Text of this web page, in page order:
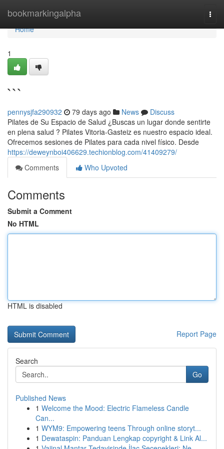
bookmarkingalpha
Home
Home
1
```
pennysjfa290932 79 days ago News
Discuss
Pilates de Su Espacio de Salud ¿Buscas un lugar donde sentirte
en plena salud ? Pilates Vitoria-Gasteiz es nuestro espacio ideal.
Ofrecemos sesiones de Pilates para cada nivel físico. Desde
https://deweynboi406629.techionblog.com/41409279/
Comments
Who Upvoted
Comments
Submit a Comment
No HTML
HTML is disabled
Report Page
Search
Go
Published News
1 Welcome the Mood: Electric Flameless Candle
Can...
1 WYM9: Empowering teens Through online storyt...
1 Dewataspin: Panduan Lengkap copyright & Link Al...